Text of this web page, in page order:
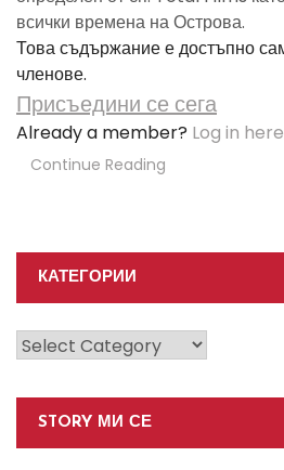
всички времена на Острова.
Това съдържание е достъпно
членове.
Присъедини се сега
Already a member? Log in here
Continue Reading
КАТЕГОРИИ
Категории
STORY МИ СЕ